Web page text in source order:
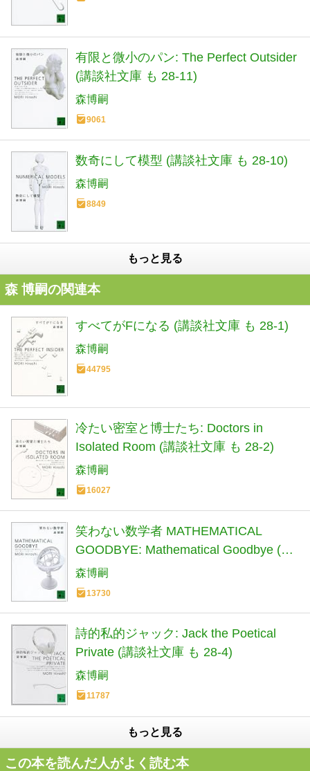
有限と微小のパン: The Perfect Outsider
(講談社文庫 も 28-11)
森博嗣
9061
数奇にして模型 (講談社文庫 も 28-10)
森博嗣
8849
もっと見る
森 博嗣の関連本
すべてがFになる (講談社文庫 も 28-1)
森博嗣
44795
冷たい密室と博士たち: Doctors in
Isolated Room (講談社文庫 も 28-2)
森博嗣
16027
笑わない数学者 MATHEMATICAL
GOODBYE: Mathematical Goodbye (講
談社文庫 も 28-3)
森博嗣
13730
詩的私的ジャック: Jack the Poetical
Private (講談社文庫 も 28-4)
森博嗣
11787
もっと見る
この本を読んだ人がよく読む本